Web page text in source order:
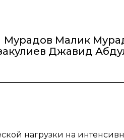
Мурадов Малик
Джавид
нагрузки на